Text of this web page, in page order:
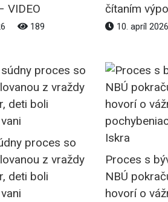
VIDEO
189
čítaním
10. apríl 2026
proces so
z vraždy
deti boli
Proces s
NBÚ
hovorí o